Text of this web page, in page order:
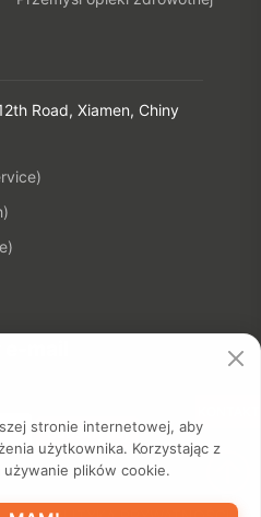
Road, Xiamen, Chiny
stronie internetowej, aby
użytkownika. Korzystając z
plików cookie.